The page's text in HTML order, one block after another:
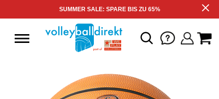
SUMMER SALE: SPARE BIS ZU 65%